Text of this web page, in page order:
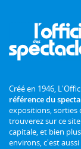
Créé en 1946,
référence du
expositions, sorties
trouverez sur ce
capitale, et bien
environs, c'est